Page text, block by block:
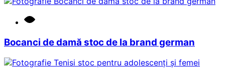
Bocanci de damă stoc de la brand german